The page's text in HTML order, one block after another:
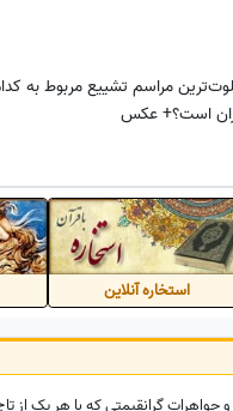
مراسم تشییع مربوط به
است؟+ عکس
استخاره آنلاین